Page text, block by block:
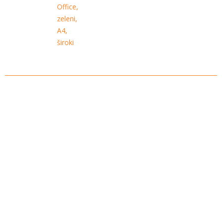
Office,
zeleni,
A4,
široki